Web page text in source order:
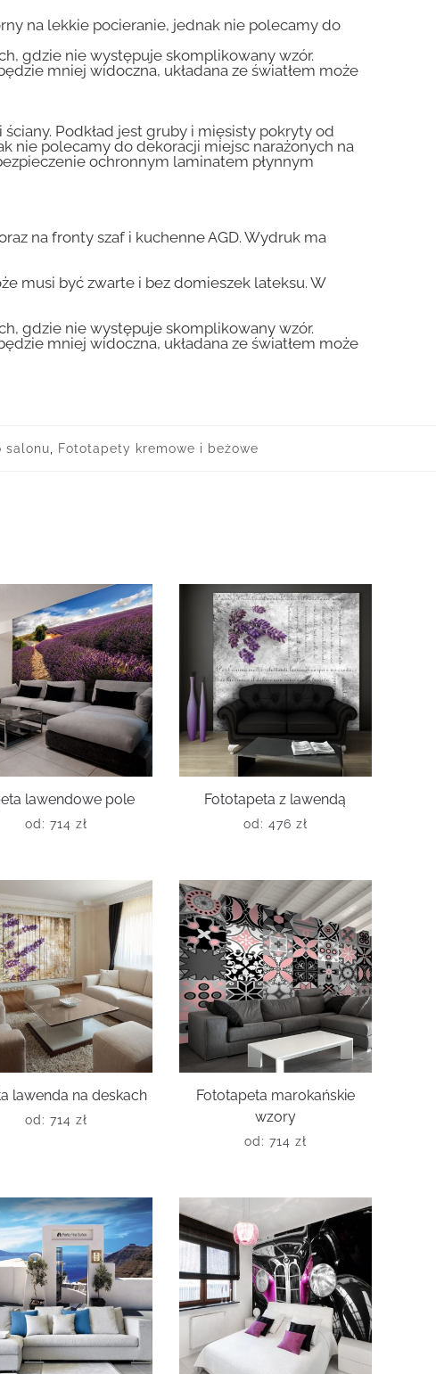
na lekkie pocieranie, jednak nie polecamy do
gdzie nie występuje skomplikowany wzór.
mniej widoczna, układana ze światłem może
Podkład jest gruby i mięsisty pokryty od
nie polecamy do dekoracji miejsc narażonych na
ochronnym laminatem płynnym
na fronty szaf i kuchenne AGD. Wydruk ma
musi być zwarte i bez domieszek lateksu. W
gdzie nie występuje skomplikowany wzór.
mniej widoczna, układana ze światłem może
salonu, Fototapety kremowe i beżowe
lawendowe pole
od: 714 zł
Fototapeta z lawendą
od: 476 zł
lawenda na deskach
od: 714 zł
Fototapeta marokańskie
wzory
od: 714 zł